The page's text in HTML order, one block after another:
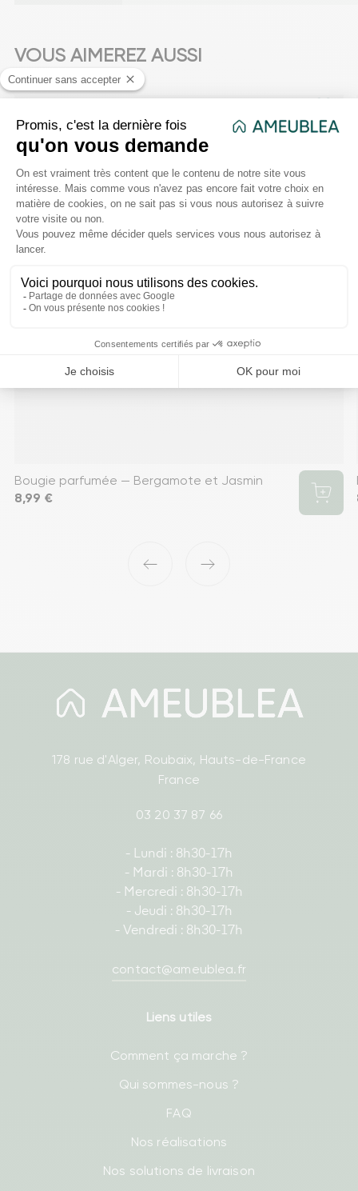
VOUS AIMEREZ AUSSI
Bougie parfumée — Bergamote et Jasmin
Prix
8,99 €
‹ ›
178 rue d'Alger, Roubaix, Hauts-de-France
France
03 20 37 87 66
- Lundi : 8h30-17h
- Mardi : 8h30-17h
- Mercredi : 8h30-17h
- Jeudi : 8h30-17h
- Vendredi : 8h30-17h
contact@ameublea.fr
Liens utiles
Comment ça marche ?
Qui sommes-nous ?
FAQ
Nos réalisations
Nos solutions de livraison